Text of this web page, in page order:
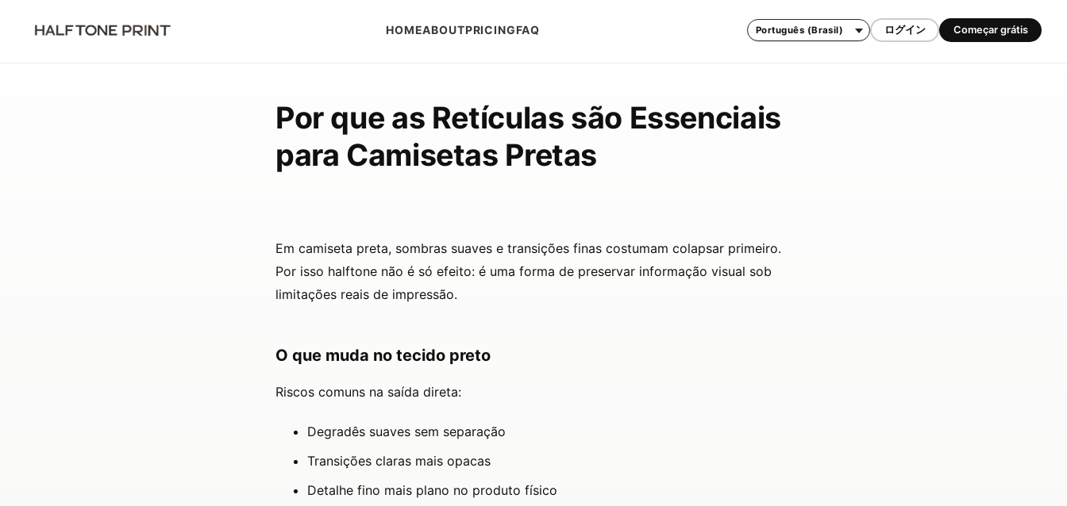
HOMEABOUTPRICINGFAQ
Idioma
ログイン Começar grátis
HOME › HALFTONE › FAQ
Por que as Retículas são Essenciais
para Camisetas Pretas
Em camiseta preta, sombras suaves e transições finas costumam colapsar primeiro.
Por isso halftone não é só efeito: é uma forma de preservar informação visual sob
limitações reais de impressão.
O que muda no tecido preto
Riscos comuns na saída direta:
Degradês suaves sem separação
Transições claras mais opacas
Detalhe fino mais plano no produto físico